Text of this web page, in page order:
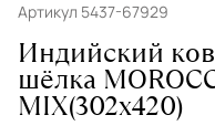
Артикул 5437-67929
Индийский
шёлка
MIX(302x420)